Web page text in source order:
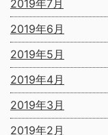
2019年7月
2019年6月
2019年5月
2019年4月
2019年3月
2019年2月